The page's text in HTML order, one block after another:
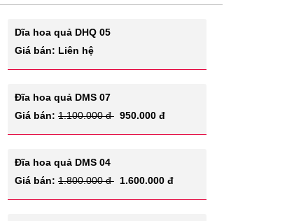
Dĩa hoa quả DHQ 05
Giá bán: Liên hệ
Đĩa hoa quả DMS 07
Giá bán: 1.100.000 đ 950.000 đ
Đĩa hoa quả DMS 04
Giá bán: 1.800.000 đ 1.600.000 đ